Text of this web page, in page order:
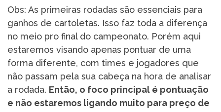
Obs: As primeiras rodadas são essenciais para
ganhos de cartoletas. Isso faz toda a diferença
no meio pro final do campeonato. Porém aqui
estaremos visando apenas pontuar de uma
forma diferente, com times e jogadores que
não passam pela sua cabeça na hora de analisar
a rodada. Então, o foco principal é pontuação
e não estaremos ligando muito para preço de